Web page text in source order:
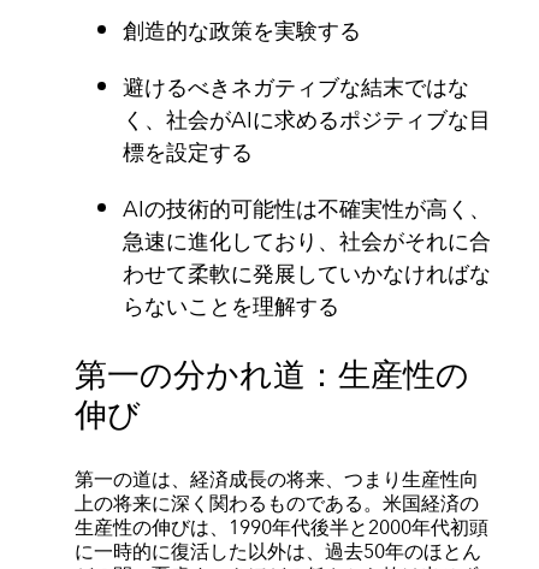
創造的な政策を実験する
避けるべきネガティブな結末ではな
く、社会がAIに求めるポジティブな目
標を設定する
AIの技術的可能性は不確実性が高く、
急速に進化しており、社会がそれに合
わせて柔軟に発展していかなければな
らないことを理解する
第一の分かれ道：生産性の
伸び
第一の道は、経済成長の将来、つまり生産性向
上の将来に深く関わるものである。米国経済の
生産性の伸びは、1990年代後半と2000年代初頭
に一時的に復活した以外は、過去50年のほとん